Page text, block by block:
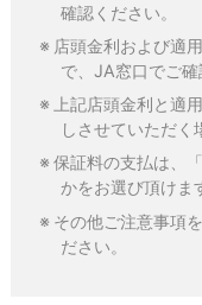
確認ください。
店頭金利および適
で、JA窓口でご確
上記店頭金利と適
しさせていただく
保証料の支払は、
かをお選び頂けま
その他ご注意事項
ださい。